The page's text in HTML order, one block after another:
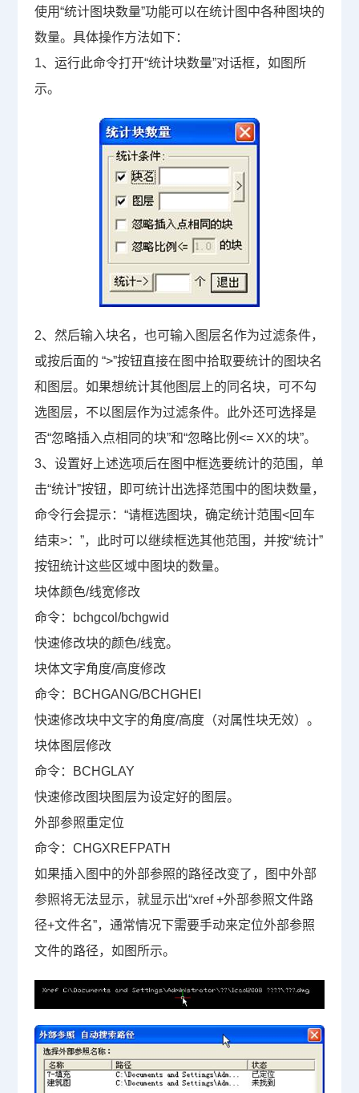
使用“统计图块数量”功能可以在统计图中各种图块的
数量。具体操作方法如下：
1、运行此命令打开“统计块数量”对话框，如图所
示。
2、然后输入块名，也可输入图层名作为过滤条件，
或按后面的 “>”按钮直接在图中拾取要统计的图块名
和图层。如果想统计其他图层上的同名块，可不勾
选图层，不以图层作为过滤条件。此外还可选择是
否“忽略插入点相同的块”和“忽略比例 <= XX的块”。
3、设置好上述选项后在图中框选要统计的范围，单
击“统计”按钮，即可统计出选择范围中的图块数量，
命令行会提示：“请框选图块，确定统计范围<回车
结束>：”，此时可以继续框选其他范围，并按“统计”
按钮统计这些区域中图块的数量。
块体颜色/线宽修改
命令：
bchgcol/bchgwid
快速修改块的颜色/线宽。
块体文字角度/高度修改
命令：
BCHGANG/BCHGHEI
快速修改块中文字的角度/高度（对属性块无效）。
块体图层修改
命令：
BCHGLAY
快速修改图块图层为设定好的图层。
外部参照重定位
命令： CHGXREFPATH
如果插入图中的外部参照的路径改变了，图中外部
参照将无法显示，就显示出“xref +外部参照文件路
径+文件名”，通常情况下需要手动来定位外部参照
文件的路径，如图所示。